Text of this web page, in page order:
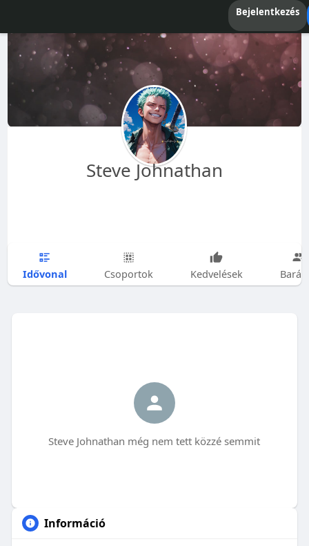
Bejelentkezés
Steve Johnathan
Idővonal Csoportok Kedvelések
Steve Johnathan még nem tett közzé semmit
Információ